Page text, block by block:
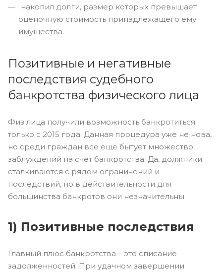
накопил долги, размер которых превышает
оценочную стоимость принадлежащего ему
имущества.
Позитивные и негативные
последствия судебного
банкротства физического лица
Физ лица получили возможность банкротиться
только с 2015 года. Данная процедура уже не нова,
но среди граждан все еще бытует множество
заблуждений на счет банкротства. Да, должники
сталкиваются с рядом ограничений и
последствий, но в действительности для
большинства банкротов они незначительны.
1) Позитивные последствия
Главный плюс банкротства – это списание
задолженностей. При удачном завершении